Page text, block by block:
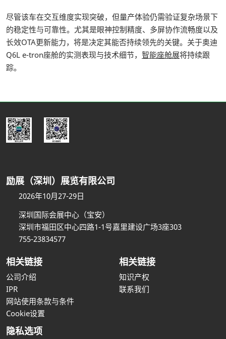
尽管该车在交互维度实现突破，但量产体验仍需验证复杂场景下
的稳定性与可靠性。尤其是眼神控制精度、多屏协作流畅度以及
长效OTA更新能力，将是决定其能否持续领先的关键。关于奥迪
Q6L e-tron座舱的实测表现与技术细节， 智能座舱展将持续跟
踪。
励展（深圳）展览有限公司
2026年10月27-29日
深圳国际会展中心（宝安）
深圳市福田区中心四路1-1号嘉里建设广场3座303
755-23834577
相关链接
公司介绍
IPR
网站使用条款与条件
Cookie设置
相关链接
知识产权
联系我们
隐私选项